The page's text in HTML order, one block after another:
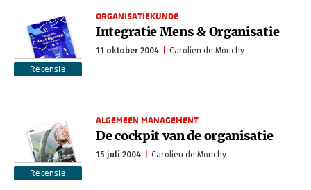
Recensie
ORGANISATIEKUNDE
Integratie Mens & Organisatie
11 oktober 2004 Carolien de Monchy
Recensie
ALGEMEEN MANAGEMENT
De cockpit van de organisatie
15 juli 2004 Carolien de Monchy